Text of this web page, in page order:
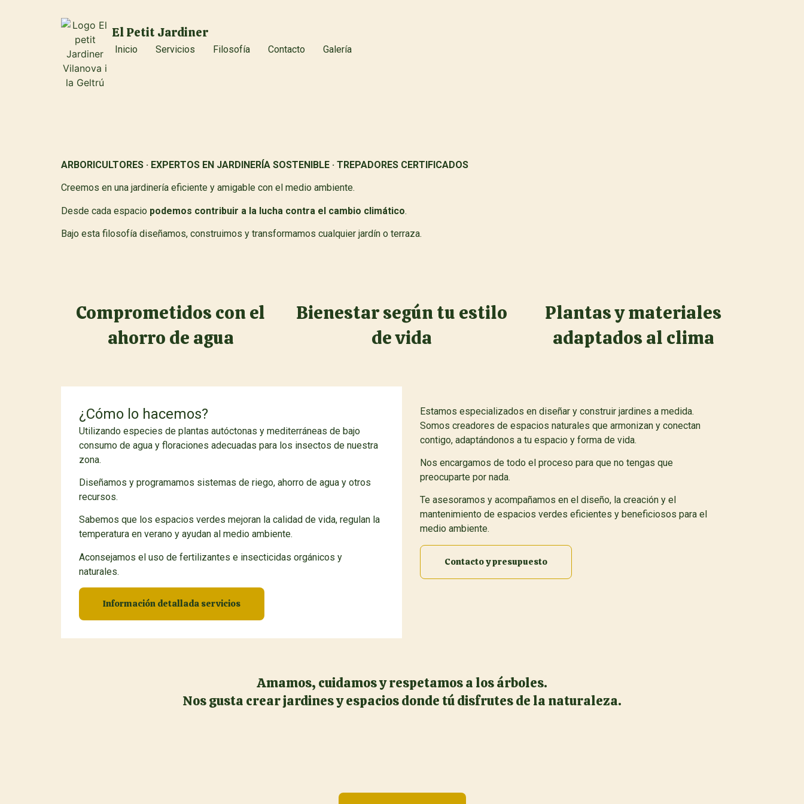
El Petit Jardiner
Inicio Servicios Filosofía Contacto Galería
ARBORICULTORES · EXPERTOS EN JARDINERÍA SOSTENIBLE · TREPADORES CERTIFICADOS
Creemos en una jardinería eficiente y amigable con el medio ambiente.
Desde cada espacio podemos contribuir a la lucha contra el cambio climático.
Bajo esta filosofía diseñamos, construimos y transformamos cualquier jardín o terraza.
Comprometidos con el
ahorro de agua
Bienestar según tu estilo
de vida
Plantas y materiales
adaptados al clima
¿Cómo lo hacemos?
Utilizando especies de plantas autóctonas y mediterráneas de bajo
consumo de agua y floraciones adecuadas para los insectos de nuestra
zona.
Diseñamos y programamos sistemas de riego, ahorro de agua y otros
recursos.
Sabemos que los espacios verdes mejoran la calidad de vida, regulan la
temperatura en verano y ayudan al medio ambiente.
Aconsejamos el uso de fertilizantes e insecticidas orgánicos y
naturales.
Información detallada servicios
Estamos especializados en diseñar y construir jardines a medida.
Somos creadores de espacios naturales que armonizan y conectan
contigo, adaptándonos a tu espacio y forma de vida.
Nos encargamos de todo el proceso para que no tengas que
preocuparte por nada.
Te asesoramos y acompañamos en el diseño, la creación y el
mantenimiento de espacios verdes eficientes y beneficiosos para el
medio ambiente.
Contacto y presupuesto
Amamos, cuidamos y respetamos a los árboles.
Nos gusta crear jardines y espacios donde tú disfrutes de la naturaleza.